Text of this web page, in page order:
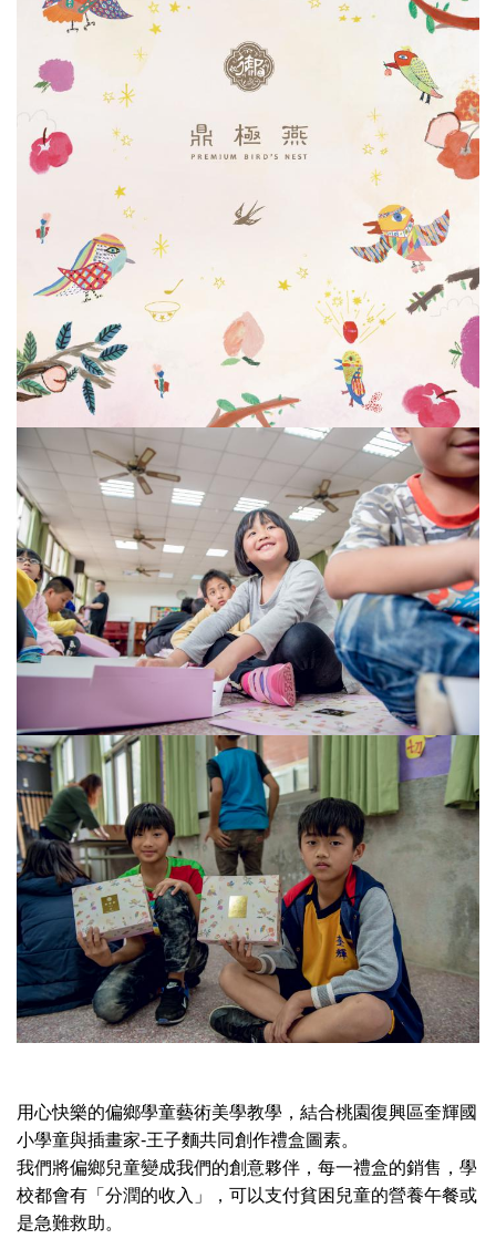
用心快樂的偏鄉學童藝術美學教學，結合桃園復興區奎輝國
小學童與插畫家-王子麵共同創作禮盒圖素。
我們將偏鄉兒童變成我們的創意夥伴，每一禮盒的銷售，學
校都會有「分潤的收入」，可以支付貧困兒童的營養午餐或
是急難救助。